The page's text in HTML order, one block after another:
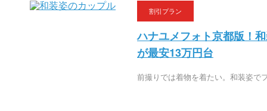
割引プラン
ハナユメフォト京都版！
が最安13万円台
前撮りでは着物を着たい。和装姿